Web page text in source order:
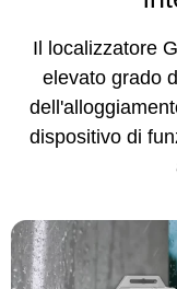
Il localizzatore
elevato grado
dispositivo di